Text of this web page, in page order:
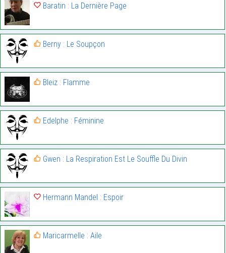
Baratin : La Dernière Page
Berny : Le Soupçon
Bleiz : Flamme
Edelphe : Féminine
Gwen : La Respiration Est Le Souffle Du Divin
Hermann Mandel : Espoir
Maricarmelle : Aile